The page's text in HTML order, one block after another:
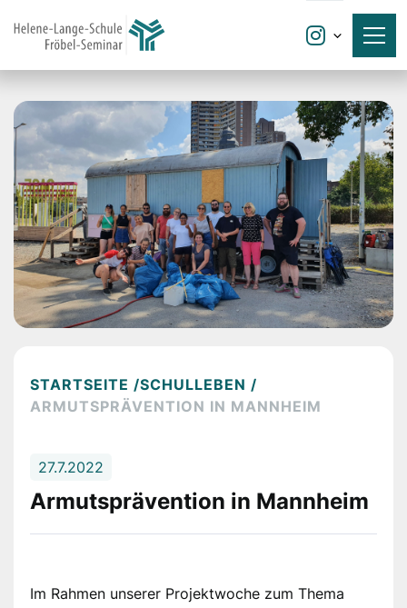

STARTSEITE /SCHULLEBEN /
ARMUTSPRÄVENTION IN MANNHEIM
27.7.2022
Armutsprävention in Mannheim
Im Rahmen unserer Projektwoche zum Thema